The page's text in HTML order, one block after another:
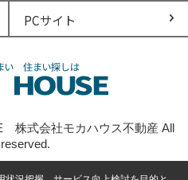
PCサイト
株式会社モカハウス不動産 All